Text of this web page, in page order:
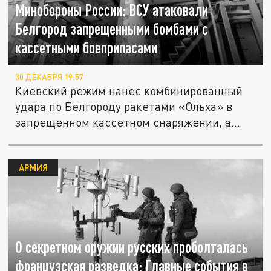
Минобороны России: ВСУ атаковали
Белгород запрещенными бомбами с
кассетными боеприпасами
30 ДЕКАБРЯ 19:57
Киевский режим нанес комбинированный
удара по Белгороду ракетами «Ольха» в
запрещенном кассетном снаряжении, а...
О секретном оружии русских проболталась
французская разведка: Главные события в
АРМИЯ